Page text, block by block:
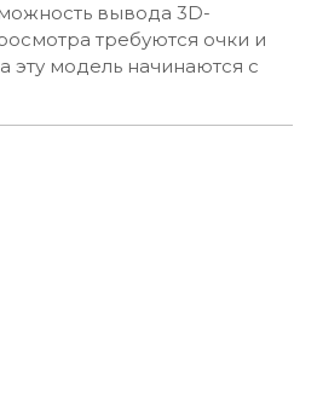
вывода 3D-
требуются очки и
эту модель начинаются с